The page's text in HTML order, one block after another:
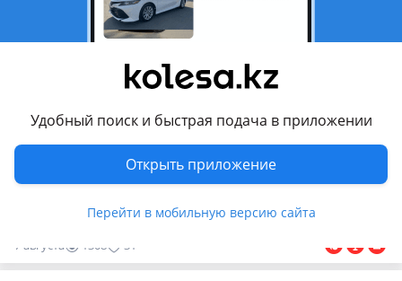
Удобный поиск и быстрая подача в приложении
Открыть приложение
Перейти в мобильную версию сайта
Б/y Toyota Celsior 2003 - 2006 F30 рестайлинг оригинал Свап 4.3 3UZ 5AT 6 AT Мы находимся в городе СЕМЕЙ Отправляем по регионам. Имеется свое СТО для установки агрегатов. Работаем через банк В РАССРОЧКУ И КРЕДИТ Только самые качественные двигателя моторы ГАРАНТИЯ всегда открываем показываем состояние под крышкой клапанов Звоните уточняйте цены 2AZ 1GR 2GR 3GR 4GR FSE 2AR G4KE G4KD EJ20 3S 4S VQ35 1MZ 3MZ 2ZR 3ZR EZ30 G4FC QG18 QR20 SR20 VQ35DE GA15 GA16 MR20 4A 7A EJ25 2UZ QR25 FSI G4NA G4KE G4KD G6DB 5E 3SD4 4B12 ZY L3T G6BA 1G 2JZ 1AZ FSE EJ253 EJ251 D4 B20B F23A F22B KA24 K24A G30A LF L3 P3 AJ GY RF FP FS 204 111 104 B48 A class B class 2AR 1UR FZ 3UZ свап 2JZ 1JZ FB20 4G63 4G64 GDI 6G72 6G74 4M41 4G93 1NR 1ZZ 3ZZ 1KZ VQ20 VQ30 272 2TR 2TZ Forester, Legacy, Outback, Impreza, Tribeca, XV, Pleo, Leone, Ascent, WRY, Crosstrek, Legacy Lancaster, XT, Baja, WRX STi, Levorg, Vivio, R2, Travig, SVX, BRZ, Libero, Justy, Exiga, Domingo, Dex, Stella Camry, Land Cruiser Prado, Land Cruiser, RAV4, Corolla, Highlander, Carina E, Avensis, Alphard, Hilux, Estima, v, Sienna,
7 августа 1308 31